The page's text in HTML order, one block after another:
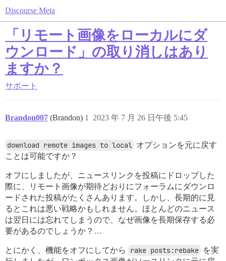
Discourse Meta
「リモート画像をローカルにダ
ウンロード」の取り消しはあり
ますか？
サポート
Brandon007 (Brandon) 2023 年 7 月 26 日午後 5:45
1
download remote images to local オプションを元に戻す
ことは可能ですか？
オフにしましたが、ニュースリンクを投稿にドロップした
際に、リモート画像が期待どおりにフォーラムにダウンロ
ードされた投稿がたくさんあります。しかし、長期的に見
るとこれは悪い戦略かもしれません。ほとんどのニュース
は翌日には忘れてしまうので、なぜ画像を長期保存する必
要があるのでしょうか？…
とにかく、機能をオフにしてから rake posts:rebake を実